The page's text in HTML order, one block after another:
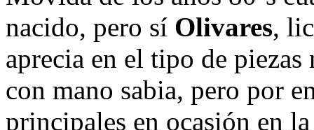
nacido, pero sí Olivares,
aprecia en el tipo de
con mano sabia, pero por
principales en ocasión en